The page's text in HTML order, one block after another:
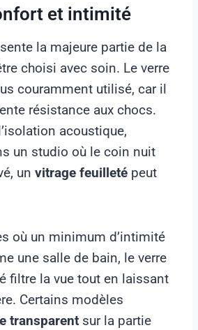
et intimité
la majeure partie de la
choisi avec soin. Le verre
couramment utilisé, car il
résistance aux chocs.
acoustique,
un studio où le coin nuit
un vitrage feuilleté peut
où un minimum d’intimité
une salle de bain, le verre
filtre la vue tout en laissant
Certains modèles
transparent sur la partie